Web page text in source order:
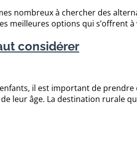
nombreux à chercher des
meilleures options qui s’offrent à
considérer
il est important de
leur âge. La destination rurale